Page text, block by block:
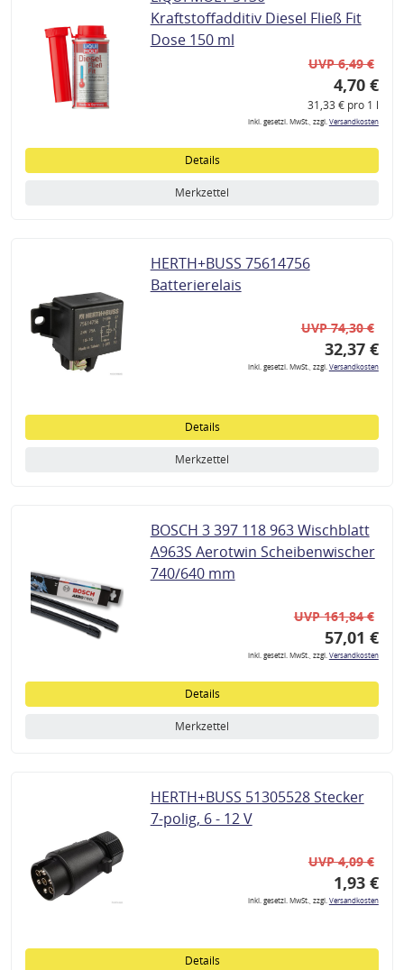
Kraftstoffadditiv Diesel Fließ Fit
Dose 150 ml
UVP 6,49 €
4,70 €
31,33 € pro 1 l
inkl. gesetzl. MwSt., zzgl.Versandkosten
Details
Merkzettel
HERTH+BUSS 75614756
Batterierelais
UVP 74,30 €
32,37 €
inkl. gesetzl. MwSt., zzgl.Versandkosten
Details
Merkzettel
BOSCH 3 397 118 963 Wischblatt
A963S Aerotwin Scheibenwischer
740/640 mm
UVP 161,84 €
57,01 €
inkl. gesetzl. MwSt., zzgl.Versandkosten
Details
Merkzettel
HERTH+BUSS 51305528 Stecker
7-polig, 6 - 12 V
UVP 4,09 €
1,93 €
inkl. gesetzl. MwSt., zzgl.Versandkosten
Details